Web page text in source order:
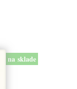
na sklade